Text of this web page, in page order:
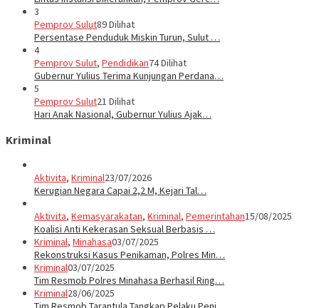
3
Pemprov Sulut89 Dilihat
Persentase Penduduk Miskin Turun, Sulut …
4
Pemprov Sulut, Pendidikan74 Dilihat
Gubernur Yulius Terima Kunjungan Perdana…
5
Pemprov Sulut21 Dilihat
Hari Anak Nasional, Gubernur Yulius Ajak…
Kriminal
Aktivita, Kriminal23/07/2026
Kerugian Negara Capai 2,2 M, Kejari Tal…
Aktivita, Kemasyarakatan, Kriminal, Pemerintahan15/08/2025
Koalisi Anti Kekerasan Seksual Berbasis …
Kriminal, Minahasa03/07/2025
Rekonstruksi Kasus Penikaman, Polres Min…
Kriminal03/07/2025
Tim Resmob Polres Minahasa Berhasil Ring…
Kriminal28/06/2025